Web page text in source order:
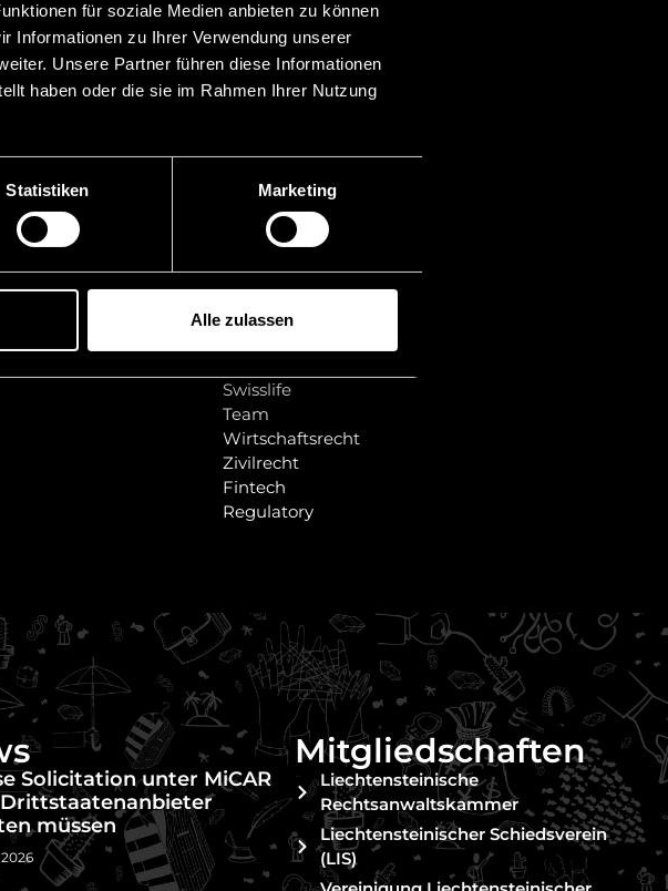
für soziale Medien anbieten zu können
Informationen zu Ihrer Verwendung unserer
Unsere Partner führen diese Informationen
haben oder die sie im Rahmen Ihrer Nutzung
Statistiken Marketing
Alle zulassen
Blockchain
Familienrecht
Finanzmärkte
Mergers & Acquisitions
Prozessfinanzierung
Publikationen
Rankings
Recht
Rechtsberatung
Sonstiges
Swisslife
Team
Wirtschaftsrecht
Zivilrecht
Fintech
Regulatory
Solicitation unter MiCAR
Drittstaatenanbieter
müssen
Mitgliedschaften
Liechtensteinische
Rechtsanwaltskammer
Liechtensteinischer Schiedsverein
(LIS)